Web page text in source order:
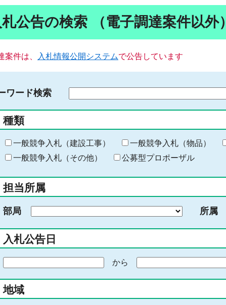
札公告の検索 （電子調達案件以外）
案件は、 入札情報公開システムで公告しています
ワード検索
る
キ
ー
ー
入
力
種類
一般競争入札（建設工事） 一般競争入札（物品）
一般競争入札（その他）
公募型プロポーザル
担当所属
部局 所属
入札公告日
の
始
から
終
地域